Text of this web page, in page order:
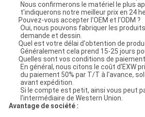
Nous confirmerons le matériel le plus
t'indiquerons notre meilleur prix en 24
Pouvez-vous accepter l'OEM et l'ODM ?
Oui, nous pouvons fabriquer les
demande et dessin.
Quel est votre délai d'obtention de
Généralement cela prend 15-25 jours
Quelles sont vos conditions de
En général, nous citons le coût d'EXW
du paiement 50% par T/T à l'avance,
avant expédition.
Si le compte est petit, ainsi vous peut
l'intermédiaire de Western Union.
Avantage de société :